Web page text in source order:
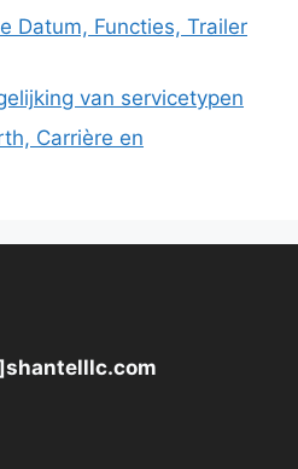
Datum, Functies, Trailer
van servicetypen
Carrière en